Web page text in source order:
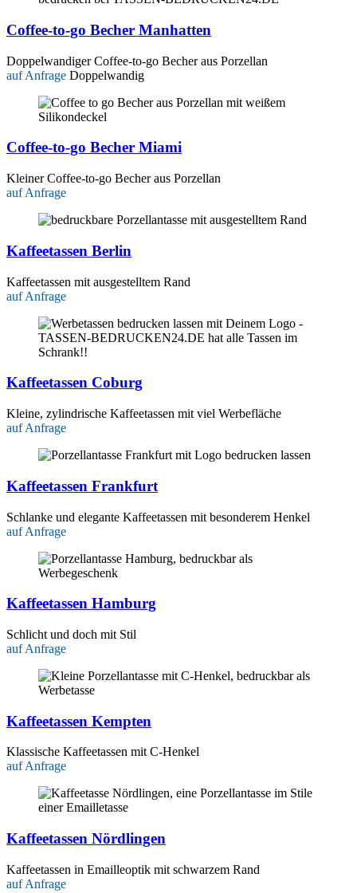
Coffee-to-go Becher Manhatten
Doppelwandiger Coffee-to-go Becher aus Porzellan
auf Anfrage Doppelwandig
Coffee-to-go Becher Miami
Kleiner Coffee-to-go Becher aus Porzellan
auf Anfrage
Kaffeetassen Berlin
Kaffeetassen mit ausgestelltem Rand
auf Anfrage
Kaffeetassen Coburg
Kleine, zylindrische Kaffeetassen mit viel Werbefläche
auf Anfrage
Kaffeetassen Frankfurt
Schlanke und elegante Kaffeetassen mit besonderem Henkel
auf Anfrage
Kaffeetassen Hamburg
Schlicht und doch mit Stil
auf Anfrage
Kaffeetassen Kempten
Klassische Kaffeetassen mit C-Henkel
auf Anfrage
Kaffeetassen Nördlingen
Kaffeetassen in Emailleoptik mit schwarzem Rand
auf Anfrage